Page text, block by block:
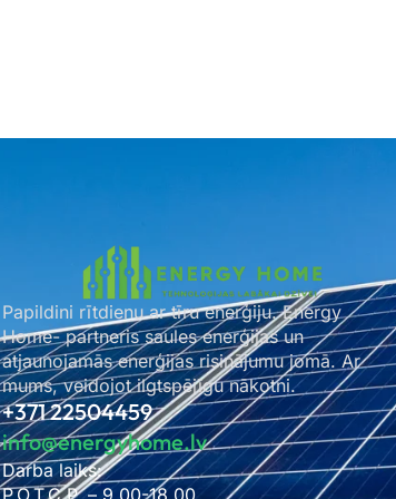
Papildini rītdienu ar tīru enerģiju. Energy
Home- partneris saules enerģijas un
atjaunojamās enerģijas risinājumu jomā. Ar
mums, veidojot ilgtspējīgu nākotni.
+371 22504459
info@energyhome.lv
Darba laiks:
P.O.T.C.P. – 9.00-18.00